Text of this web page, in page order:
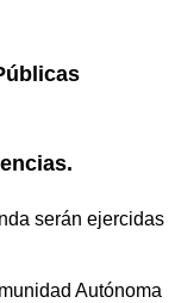
serán ejercidas
Autónoma